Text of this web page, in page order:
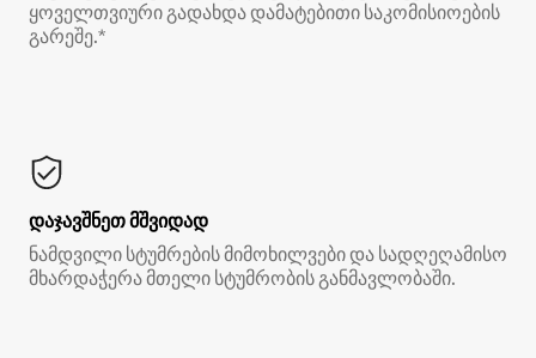
ყოველთვიური გადახდა დამატებითი საკომისიოების
გარეშე.*
დაჯავშნეთ მშვიდად
ნამდვილი სტუმრების მიმოხილვები და სადღეღამისო
მხარდაჭერა მთელი სტუმრობის განმავლობაში.